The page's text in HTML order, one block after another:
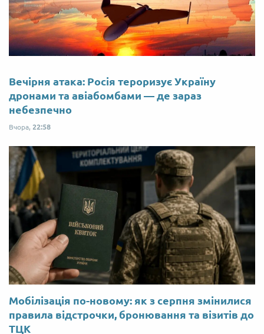
Вечірня атака: Росія тероризує Україну
дронами та авіабомбами — де зараз
небезпечно
Вчора, 22:58
Мобілізація по-новому: як з серпня змінилися
правила відстрочки, бронювання та візитів до
ТЦК